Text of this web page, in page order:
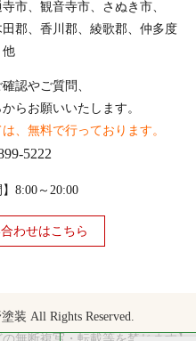
市、観音寺市、さぬき市、
郡、香川郡、綾歌郡、仲多度
認やご質問、
らお願いいたします。
、無料で行っております。
5222
8:00～20:00
わせはこちら
装 All Rights Reserved.